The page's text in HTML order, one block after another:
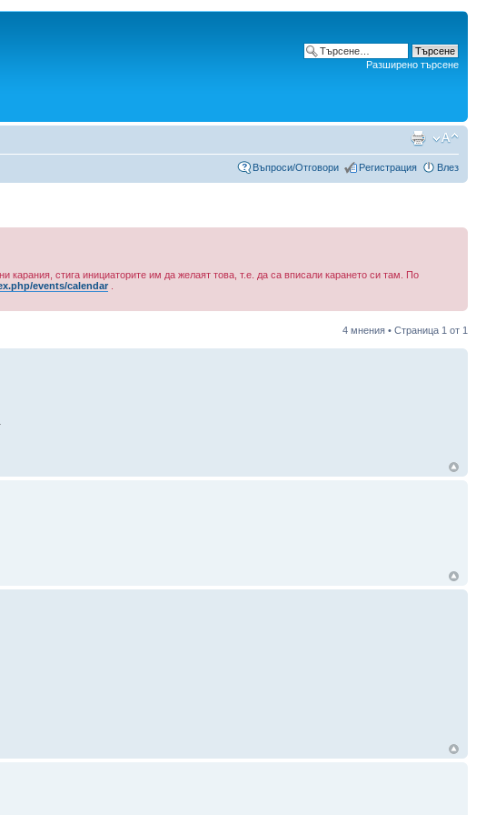
Разширено търсене
Въпроси/Отговори Регистрация Влез
карания, стига инициаторите им да желаят това, т.е. да са вписали карането си там. По
events/calendar
4 мнения • Страница 1 от 1